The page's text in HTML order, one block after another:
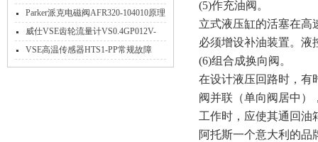
养费斯托电磁阀适用环境等介绍
Parker派克电磁阀AFR320-104010原理
威仕VSE齿轮流量计VS0.4GP012V-
32N11/X工作原理
VSE高温传感器HTS1-PP常规故障
(5)作充油阀。
立式液压缸的活塞在高
必须增设补油装置。液
(6)组合成换向阀。
在设计液压回路时，有
阀并联（单向阀居中）
工作时，应使其通回油
阿托斯一个意大利的品